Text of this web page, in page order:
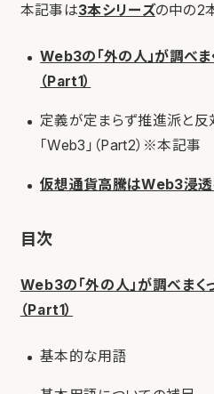
本記事は3本シリーズの中の2
Web3の「外の人」が調べ
（Part1）
定義が定まらず推進派と反
「Web3」（Part2）※本記事
仮想通貨高騰はWeb3浸透
目次
Web3の「外の人」が調べまく
（Part1）
基本的な用語